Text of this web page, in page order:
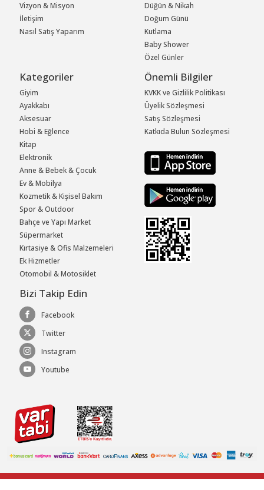
Vizyon & Misyon
İletişim
Nasıl Satış Yaparım
Düğün & Nikah
Doğum Günü
Kutlama
Baby Shower
Özel Günler
Kategoriler
Giyim
Ayakkabı
Aksesuar
Hobi & Eğlence
Kitap
Elektronik
Anne & Bebek & Çocuk
Ev & Mobilya
Kozmetik & Kişisel Bakım
Spor & Outdoor
Bahçe ve Yapı Market
Süpermarket
Kırtasiye & Ofis Malzemeleri
Ek Hizmetler
Otomobil & Motosiklet
Önemli Bilgiler
KVKK ve Gizlilik Politikası
Üyelik Sözleşmesi
Satış Sözleşmesi
Katkıda Bulun Sözleşmesi
Bizi Takip Edin
Facebook
Twitter
Instagram
Youtube